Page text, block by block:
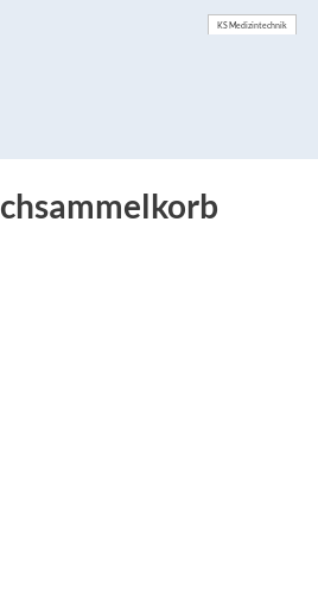
KS Medizintechnik